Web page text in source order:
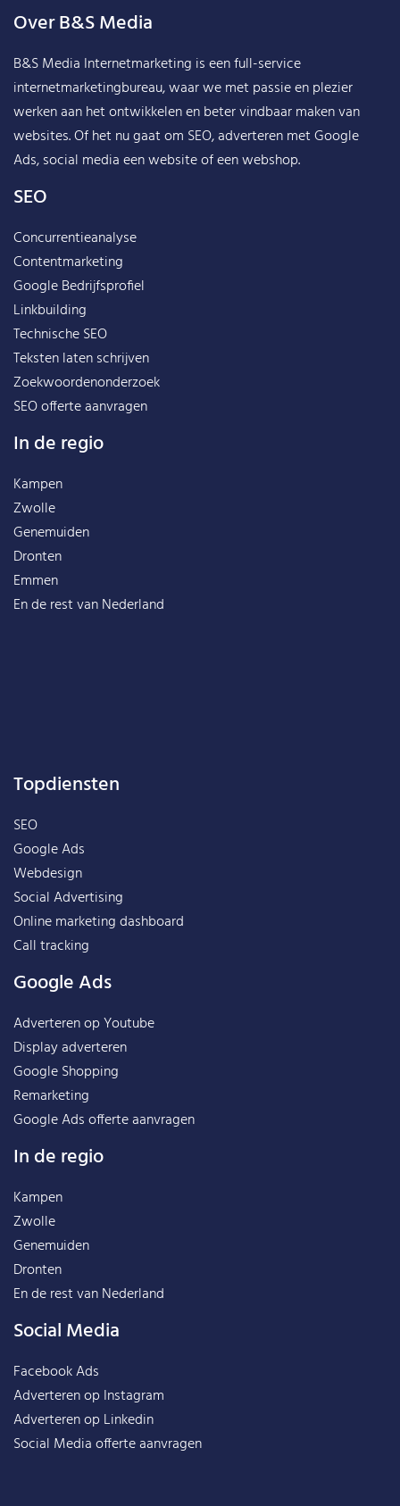
Over B&S Media
B&S Media Internetmarketing is een full-service
internetmarketingbureau, waar we met passie en plezier
werken aan het ontwikkelen en beter vindbaar maken van
websites. Of het nu gaat om SEO, adverteren met Google
Ads, social media een website of een webshop.
SEO
Concurrentieanalyse
Contentmarketing
Google Bedrijfsprofiel
Linkbuilding
Technische SEO
Teksten laten schrijven
Zoekwoordenonderzoek
SEO offerte aanvragen
In de regio
Kampen
Zwolle
Genemuiden
Dronten
Emmen
En de rest vanNederland
Topdiensten
SEO
Google Ads
Webdesign
Social Advertising
Online marketing dashboard
Call tracking
Google Ads
Adverteren op Youtube
Display adverteren
Google Shopping
Remarketing
Google Ads offerte aanvragen
In de regio
Kampen
Zwolle
Genemuiden
Dronten
En de rest vanNederland
Social Media
Facebook Ads
Adverteren op Instagram
Adverteren op Linkedin
Social Media offerte aanvragen